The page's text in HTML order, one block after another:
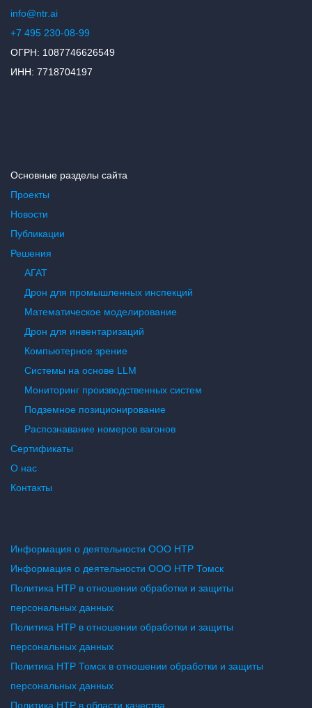
info@ntr.ai
+7 495 230-08-99
ОГРН: 1087746626549
ИНН: 7718704197
Основные разделы сайта
Проекты
Новости
Публикации
Решения
АГАТ
Дрон для промышленных инспекций
Математическое моделирование
Дрон для инвентаризаций
Компьютерное зрение
Системы на основе LLM
Мониторинг производственных систем
Подземное позиционирование
Распознавание номеров вагонов
Сертификаты
О нас
Контакты
Информация о деятельности ООО НТР
Информация о деятельности ООО НТР Томск
Политика НТР в отношении обработки и защиты
персональных данных
Политика НТР в отношении обработки и защиты
персональных данных
Политика НТР Томск в отношении обработки и защиты
персональных данных
Политика НТР в области качества